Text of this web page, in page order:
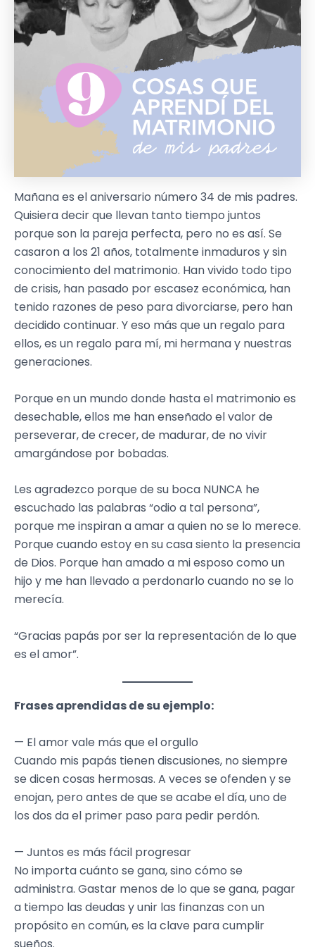
Mañana es el aniversario número 34 de mis padres.
Quisiera decir que llevan tanto tiempo juntos
porque son la pareja perfecta, pero no es así. Se
casaron a los 21 años, totalmente inmaduros y sin
conocimiento del matrimonio. Han vivido todo tipo
de crisis, han pasado por escasez económica, han
tenido razones de peso para divorciarse, pero han
decidido continuar. Y eso más que un regalo para
ellos, es un regalo para mí, mi hermana y nuestras
generaciones.
Porque en un mundo donde hasta el matrimonio es
desechable, ellos me han enseñado el valor de
perseverar, de crecer, de madurar, de no vivir
amargándose por bobadas.
Les agradezco porque de su boca NUNCA he
escuchado las palabras “odio a tal persona”,
porque me inspiran a amar a quien no se lo merece.
Porque cuando estoy en su casa siento la presencia
de Dios. Porque han amado a mi esposo como un
hijo y me han llevado a perdonarlo cuando no se lo
merecía.
“Gracias papás por ser la representación de lo que
es el amor”.
Frases aprendidas de su ejemplo:
— El amor vale más que el orgullo
Cuando mis papás tienen discusiones, no siempre
se dicen cosas hermosas. A veces se ofenden y se
enojan, pero antes de que se acabe el día, uno de
los dos da el primer paso para pedir perdón.
— Juntos es más fácil progresar
No importa cuánto se gana, sino cómo se
administra. Gastar menos de lo que se gana, pagar
a tiempo las deudas y unir las finanzas con un
propósito en común, es la clave para cumplir
sueños.